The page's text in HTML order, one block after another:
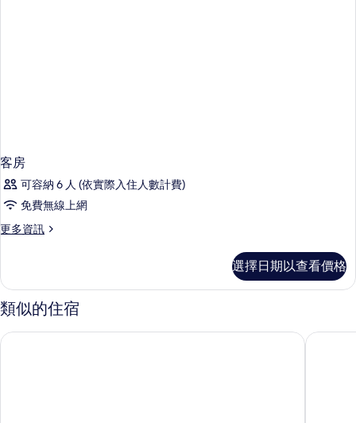
客房
可容納 6 人 (依實際入住人數計費)
免費無線上網
更多資訊
更
的
詳
情
選擇日期以查看價格
類似的住宿
香港九龍維景酒店 8 度海